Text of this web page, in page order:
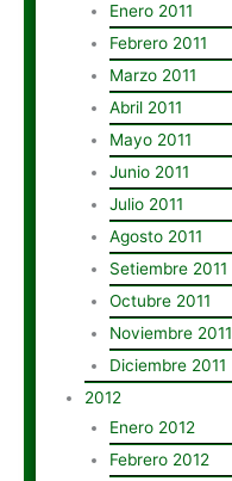
Enero 2011
Febrero 2011
Marzo 2011
Abril 2011
Mayo 2011
Junio 2011
Julio 2011
Agosto 2011
Setiembre 2011
Octubre 2011
Noviembre 2011
Diciembre 2011
2012
Enero 2012
Febrero 2012